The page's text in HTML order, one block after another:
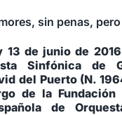
sin penas,
13 de junio de
Sinfónica de
del Puerto (N.
de la Fundación
de